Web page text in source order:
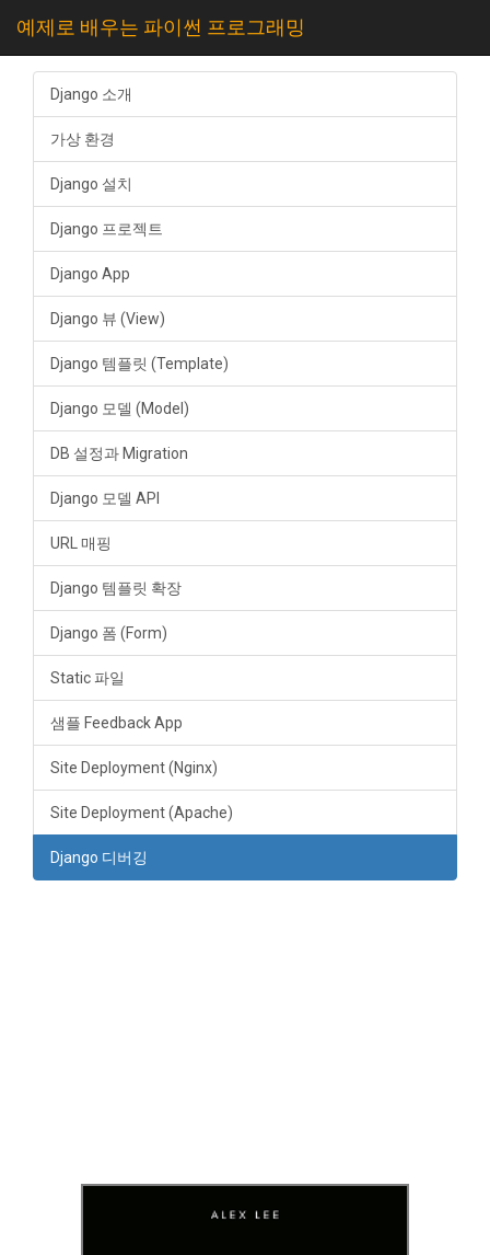
예제로 배우는 파이썬 프로그래밍
Django 소개
가상 환경
Django 설치
Django 프로젝트
Django App
Django 뷰 (View)
Django 템플릿 (Template)
Django 모델 (Model)
DB 설정과 Migration
Django 모델 API
URL 매핑
Django 템플릿 확장
Django 폼 (Form)
Static 파일
샘플 Feedback App
Site Deployment (Nginx)
Site Deployment (Apache)
Django 디버깅